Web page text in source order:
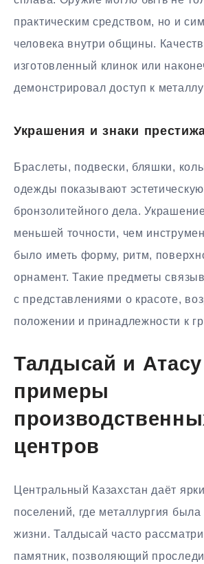
практическим средством, но и
человека внутри общины.
изготовленный клинок или
демонстрировал доступ к
Украшения и знаки
Браслеты, подвески, бляшки,
одежды показывают
бронзолитейного дела.
меньшей точности, чем
было иметь форму, ритм,
орнамент. Такие предметы
с представлениями о красоте,
положении и принадлежности к
Талдысай и Атасу
примеры
центров
Центральный Казахстан даёт
поселений, где металлургия
жизни. Талдысай часто
памятник, позволяющий